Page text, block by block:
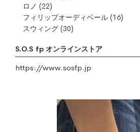
ロノ (22)
フィリップオーディベール (16)
スウィング (30)
S.O.S fp オンラインストア
https://www.sosfp.jp